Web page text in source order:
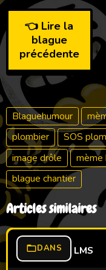
👈 Lire la
blague
précédente
Blaguehumour
plombier
SOS
image drôle
mème
blague chantier
Articles similaires
DANS LMS